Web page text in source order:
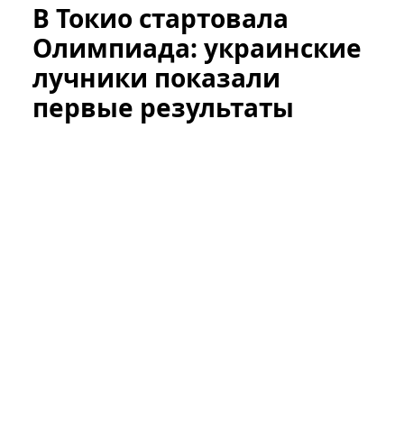
В Токио стартовала
Олимпиада: украинские
лучники показали
первые результаты